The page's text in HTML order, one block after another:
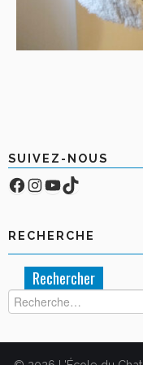
SUIVEZ-NOUS
Facebook
Compte Instagram
YouTube
TikTok
RECHERCHE
Rechercher :